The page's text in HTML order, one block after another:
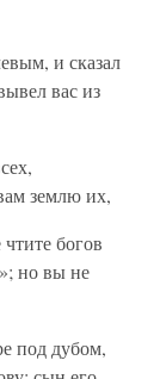
и сказал
вас из
землю их,
богов
но вы не
под дубом,